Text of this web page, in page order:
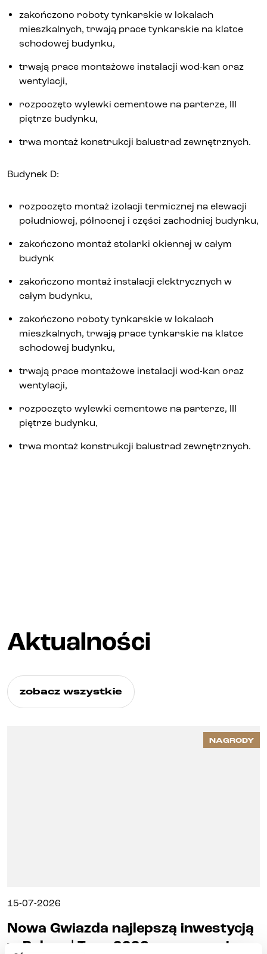
zakończono roboty tynkarskie w lokalach
mieszkalnych, trwają prace tynkarskie na klatce
schodowej budynku,
trwają prace montażowe instalacji wod-kan oraz
wentylacji,
rozpoczęto wylewki cementowe na parterze, III
piętrze budynku,
trwa montaż konstrukcji balustrad zewnętrznych.
Budynek D:
rozpoczęto montaż izolacji termicznej na elewacji
południowej, północnej i części zachodniej budynku,
zakończono montaż stolarki okiennej w całym
budynk
zakończono montaż instalacji elektrycznych w
całym budynku,
zakończono roboty tynkarskie w lokalach
mieszkalnych, trwają prace tynkarskie na klatce
schodowej budynku,
trwają prace montażowe instalacji wod-kan oraz
wentylacji,
rozpoczęto wylewki cementowe na parterze, III
piętrze budynku,
trwa montaż konstrukcji balustrad zewnętrznych.
Aktualności
zobacz wszystkie
NAGRODY
15-07-2026
Nowa Gwiazda najlepszą inwestycją
w Polsce | Tuzy 2026 przyznane!